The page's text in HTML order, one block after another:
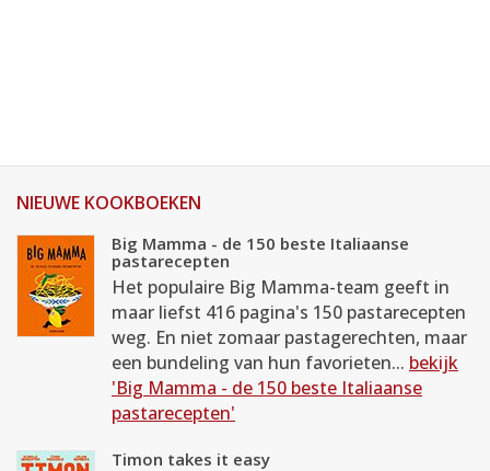
NIEUWE KOOKBOEKEN
Big Mamma - de 150 beste Italiaanse
pastarecepten
Het populaire Big Mamma-team geeft in
maar liefst 416 pagina's 150 pastarecepten
weg. En niet zomaar pastagerechten, maar
een bundeling van hun favorieten... bekijk
'Big Mamma - de 150 beste Italiaanse
pastarecepten'
Timon takes it easy